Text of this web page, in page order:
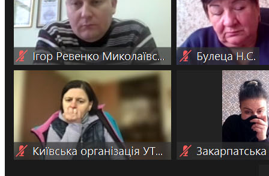
Молодіжні лідери УТОГ
Ветерани УТОГ
Мережа УТОГ
Підприємства УТОГ
Рекорди УТОГ
Видання УТОГ
Звіти
Посилання сторінок УТОГ
Контакти
Навчальні програми
Дошкільна освіта
Загальна освіта
Для абітурієнтів
Уроки